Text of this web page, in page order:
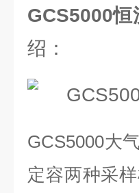
GCS5000恒
绍：
GCS5000大
定容两种采